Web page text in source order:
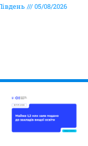
05/08/2026